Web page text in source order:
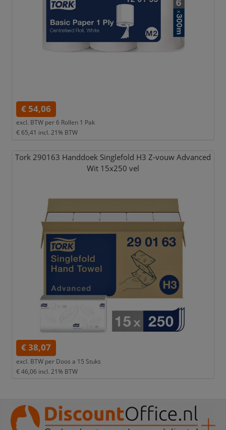
€ 54,06
excl. BTW per6 Rollen 1 Pak
€ 65,41 incl. 21% BTW
Tork 290163 Handdoek Singlefold H3 Z-vouw Advanced
Wit 15x250 vel
€ 38,07
excl. BTW per Doos a 15 Stuks
€ 46,06 incl. 21% BTW